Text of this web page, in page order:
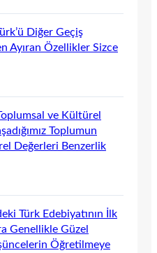
Diğer Geçiş
Ayıran Özellikler Sizce
ve Kültürel
Toplumun
Değerleri Benzerlik
Türk Edebiyatının İlk
Genellikle Güzel
Öğretilmeye